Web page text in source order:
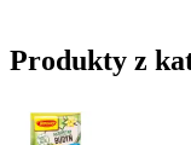
Produkty z